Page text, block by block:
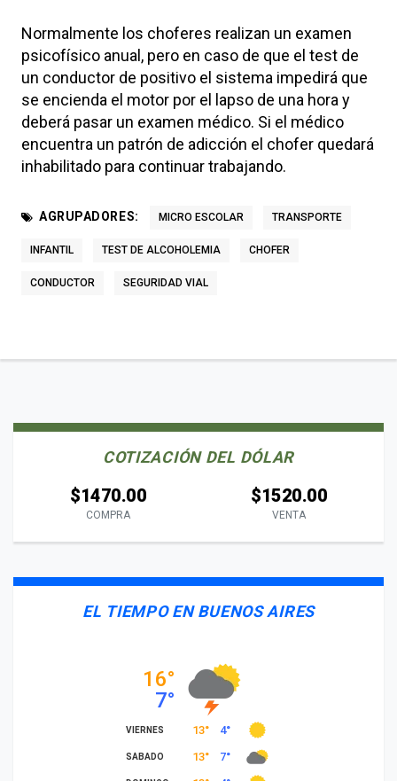
Normalmente los choferes realizan un examen
psicofísico anual, pero en caso de que el test de
un conductor de positivo el sistema impedirá que
se encienda el motor por el lapso de una hora y
deberá pasar un examen médico. Si el médico
encuentra un patrón de adicción el chofer quedará
inhabilitado para continuar trabajando.
AGRUPADORES: MICRO ESCOLAR TRANSPORTE
INFANTIL TEST DE ALCOHOLEMIA CHOFER
CONDUCTOR SEGURIDAD VIAL
COTIZACIÓN DEL DÓLAR
$1470.00
COMPRA
$1520.00
VENTA
EL TIEMPO EN BUENOS AIRES